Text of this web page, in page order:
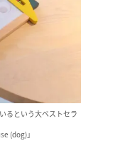
るという大ベストセラ
(dog)」